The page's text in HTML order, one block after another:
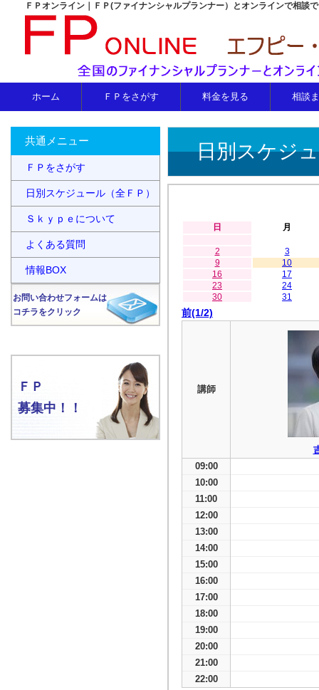
ＦＰオンライン｜ＦＰ(ファイナンシャルプランナー）とオンラインで相談
ホーム ＦＰをさがす 料金を見る 相談
日別スケジ
日 月
2
3
9
10
16
17
23
24
30
31
前(1/2)
講師
09:00
10:00
11:00
12:00
13:00
14:00
15:00
16:00
17:00
18:00
19:00
20:00
21:00
22:00
共通メニュー
ＦＰをさがす
日別スケジュール（全ＦＰ）
Ｓｋｙｐｅについて
よくある質問
情報BOX
お問い合わせフォームは
コチラをクリック
ＦＰ
募集中！！